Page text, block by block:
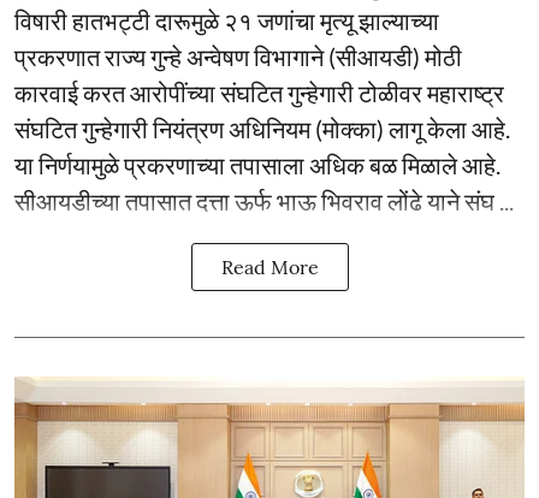
विषारी हातभट्टी दारूमुळे २१ जणांचा मृत्यू झाल्याच्या
प्रकरणात राज्य गुन्हे अन्वेषण विभागाने (सीआयडी) मोठी
कारवाई करत आरोपींच्या संघटित गुन्हेगारी टोळीवर महाराष्ट्र
संघटित गुन्हेगारी नियंत्रण अधिनियम (मोक्का) लागू केला आहे.
या निर्णयामुळे प्रकरणाच्या तपासाला अधिक बळ मिळाले आहे.
सीआयडीच्या तपासात दत्ता ऊर्फ भाऊ भिवराव लोंढे याने संघ ...
Read More